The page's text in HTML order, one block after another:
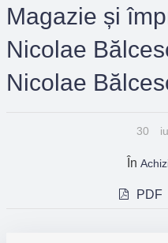
Magazie și
Nicolae
Nicolae
30
În
PDF